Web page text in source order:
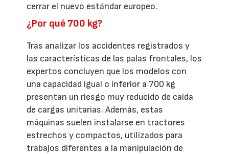
cerrar el nuevo estándar europeo.
¿Por qué 700 kg?
Tras analizar los accidentes registrados y
las características de las palas frontales, los
expertos concluyen que los modelos con
una capacidad igual o inferior a 700 kg
presentan un riesgo muy reducido de caída
de cargas unitarias. Además, estas
máquinas suelen instalarse en tractores
estrechos y compactos, utilizados para
trabajos diferentes a la manipulación de